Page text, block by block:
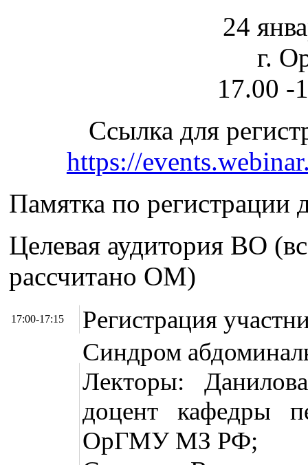
24
г.
17.00 -
Ссылка для
https://
Памятка по регистрации
Целевая аудитория ВО
рассчитано ОМ)
17:00-17:15
Регистрация
Синдром
Лекторы:
доцент
ОрГМУ МЗ РФ;